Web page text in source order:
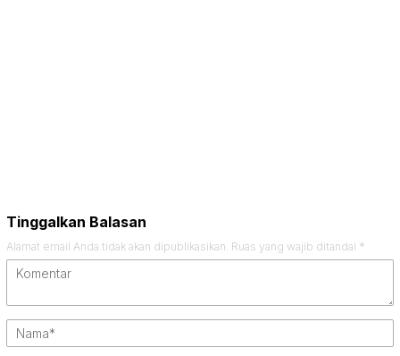
Tinggalkan Balasan
Alamat email Anda tidak akan dipublikasikan. Ruas yang wajib ditandai *